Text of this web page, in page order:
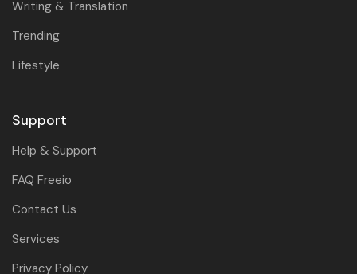
Writing & Translation
Trending
Lifestyle
Support
Help & Support
FAQ Freeio
Contact Us
Services
Privacy Policy